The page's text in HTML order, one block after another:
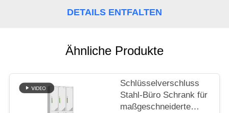
PRIVACY
DETAILS ENTFALTEN
Ähnliche Produkte
Schlüsselverschluss
Stahl-Büro Schrank für
maßgeschneiderte